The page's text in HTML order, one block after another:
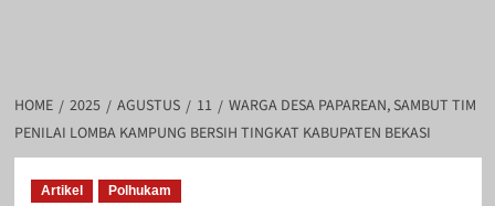
HOME 2025 AGUSTUS 11
WARGA DESA PAPAREAN, SAMBUT TIM
PENILAI LOMBA KAMPUNG BERSIH TINGKAT KABUPATEN BEKASI
Artikel Polhukam